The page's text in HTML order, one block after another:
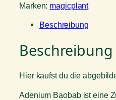
Marken: magicplant
Beschreibung
Beschreibung
Hier kaufst du die
Adenium Baobab ist eine